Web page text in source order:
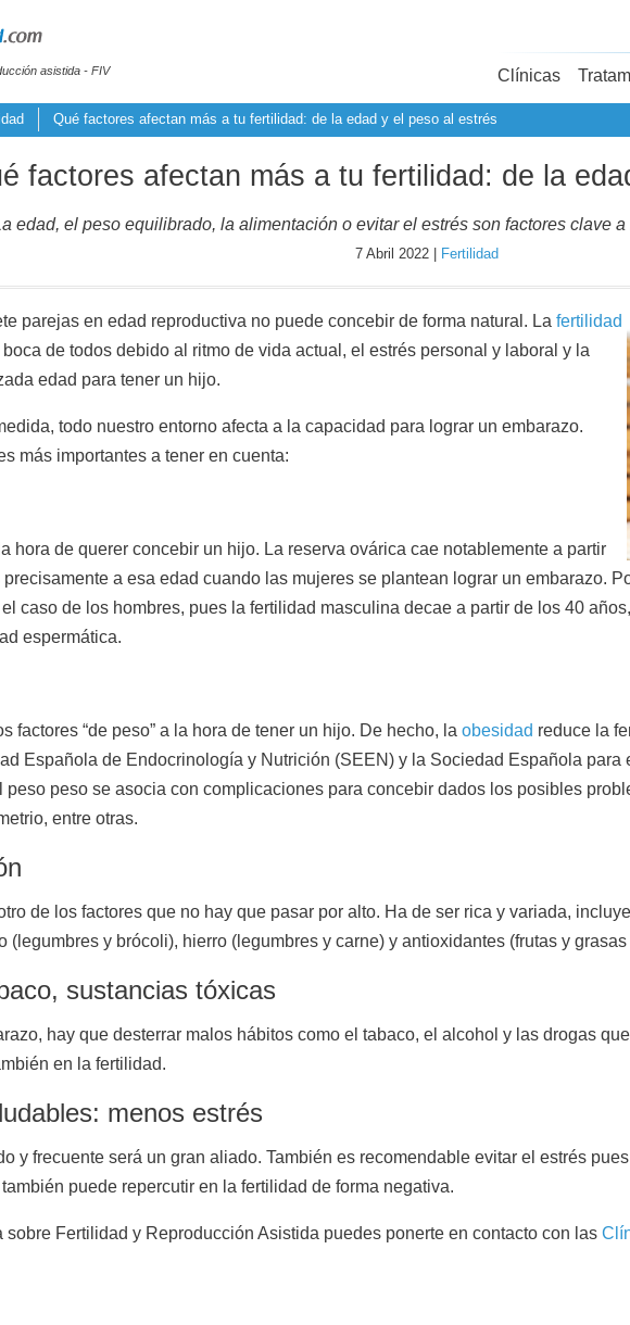
asistida - FIV Clínicas
Qué factores afectan más a tu fertilidad: de la edad y el peso al estrés
factores afectan más a tu fertilidad: de la
edad, el peso equilibrado, la alimentación o evitar el estrés son factores clave
7 Abril 2022 | Fertilidad
parejas en edad reproductiva no puede concebir de forma natural. La fertilidad
de todos debido al ritmo de vida actual, el estrés personal y laboral y la
edad para tener un hijo.
todo nuestro entorno afecta a la capacidad para lograr un embarazo.
más importantes a tener en cuenta:
hora de querer concebir un hijo. La reserva ovárica cae notablemente a partir
a esa edad cuando las mujeres se plantean lograr un embarazo.
caso de los hombres, pues la fertilidad masculina decae a partir de los 40
espermática.
factores “de peso” a la hora de tener un hijo. De hecho, la obesidad reduce la
Española de Endocrinología y Nutrición (SEEN) y la Sociedad Española para
peso peso se asocia con complicaciones para concebir dados los posibles
entre otras.
de los factores que no hay que pasar por alto. Ha de ser rica y variada,
(legumbres y brócoli), hierro (legumbres y carne) y antioxidantes (frutas y
sustancias tóxicas
hay que desterrar malos hábitos como el tabaco, el alcohol y las drogas
en la fertilidad.
menos estrés
y frecuente será un gran aliado. También es recomendable evitar el estrés
puede repercutir en la fertilidad de forma negativa.
sobre Fertilidad y Reproducción Asistida puedes ponerte en contacto con las